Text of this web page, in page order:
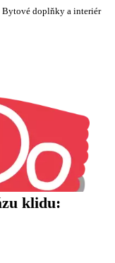
Bytové doplňky a interiér
klidu: